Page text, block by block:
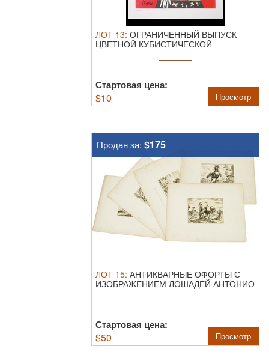
ЛОТ 13: ОГРАНИЧЕННЫЙ ВЫПУСК
ЦВЕТНОЙ КУБИСТИЧЕСКОЙ
Стартовая цена:
$10 Просмотр
Продан за: $175
ЛОТ 15: АНТИКВАРНЫЕ ОФОРТЫ С
ИЗОБРАЖЕНИЕМ ЛОШАДЕЙ АНТОНИО
Стартовая цена:
$50 Просмотр